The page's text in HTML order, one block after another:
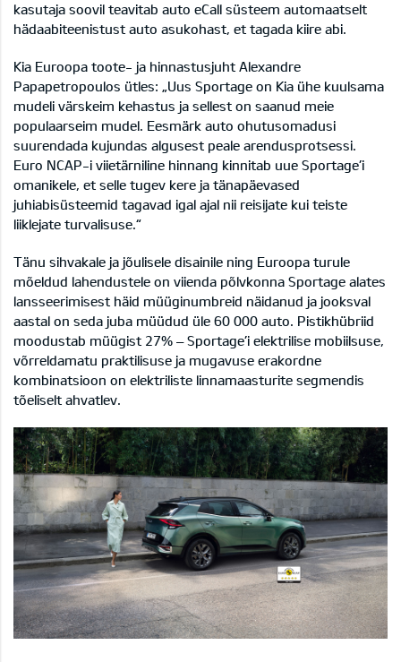
kasutaja soovil teavitab auto eCall süsteem automaatselt
hädaabiteenistust auto asukohast, et tagada kiire abi.
Kia Euroopa toote- ja hinnastusjuht Alexandre
Papapetropoulos ütles: „Uus Sportage on Kia ühe kuulsama
mudeli värskeim kehastus ja sellest on saanud meie
populaarseim mudel. Eesmärk auto ohutusomadusi
suurendada kujundas algusest peale arendusprotsessi.
Euro NCAP-i viietärniline hinnang kinnitab uue Sportage’i
omanikele, et selle tugev kere ja tänapäevased
juhiabisüsteemid tagavad igal ajal nii reisijate kui teiste
liiklejate turvalisuse.“
Tänu sihvakale ja jõulisele disainile ning Euroopa turule
mõeldud lahendustele on viienda põlvkonna Sportage alates
lansseerimisest häid müüginumbreid näidanud ja jooksval
aastal on seda juba müüdud üle 60 000 auto. Pistikhübriid
moodustab müügist 27% – Sportage’i elektrilise mobiilsuse,
võrreldamatu praktilisuse ja mugavuse erakordne
kombinatsioon on elektriliste linnamaasturite segmendis
tõeliselt ahvatlev.